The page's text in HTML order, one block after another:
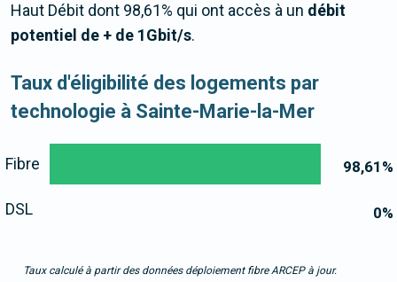
Haut Débit dont 98,61% qui ont accès à un débit
potentiel de + de 1Gbit/s.
Taux d'éligibilité des logements par
technologie à Sainte-Marie-la-Mer
98,61 %
0%
Fibre
DSL
Taux calculé à partir des données déploiement fibre ARCEP à jour.